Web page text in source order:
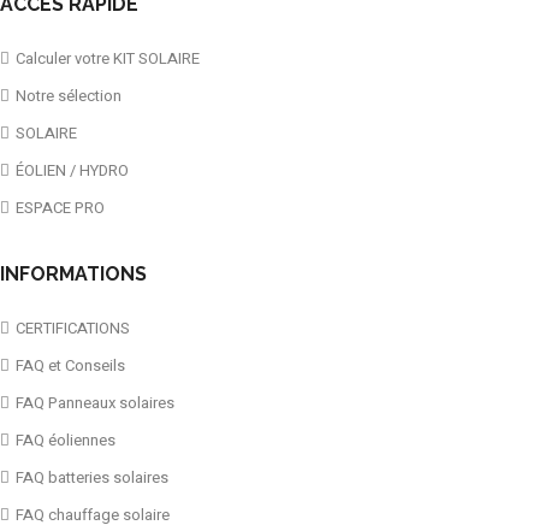
Calculer votre KIT SOLAIRE
Notre sélection
SOLAIRE
ÉOLIEN / HYDRO
ESPACE PRO
INFORMATIONS
CERTIFICATIONS
FAQ et Conseils
FAQ Panneaux solaires
FAQ éoliennes
FAQ batteries solaires
FAQ chauffage solaire